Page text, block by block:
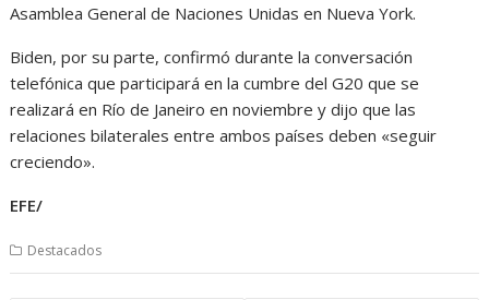
Asamblea General de Naciones Unidas en Nueva York.
Biden, por su parte, confirmó durante la conversación
telefónica que participará en la cumbre del G20 que se
realizará en Río de Janeiro en noviembre y dijo que las
relaciones bilaterales entre ambos países deben «seguir
creciendo».
EFE/
Destacados